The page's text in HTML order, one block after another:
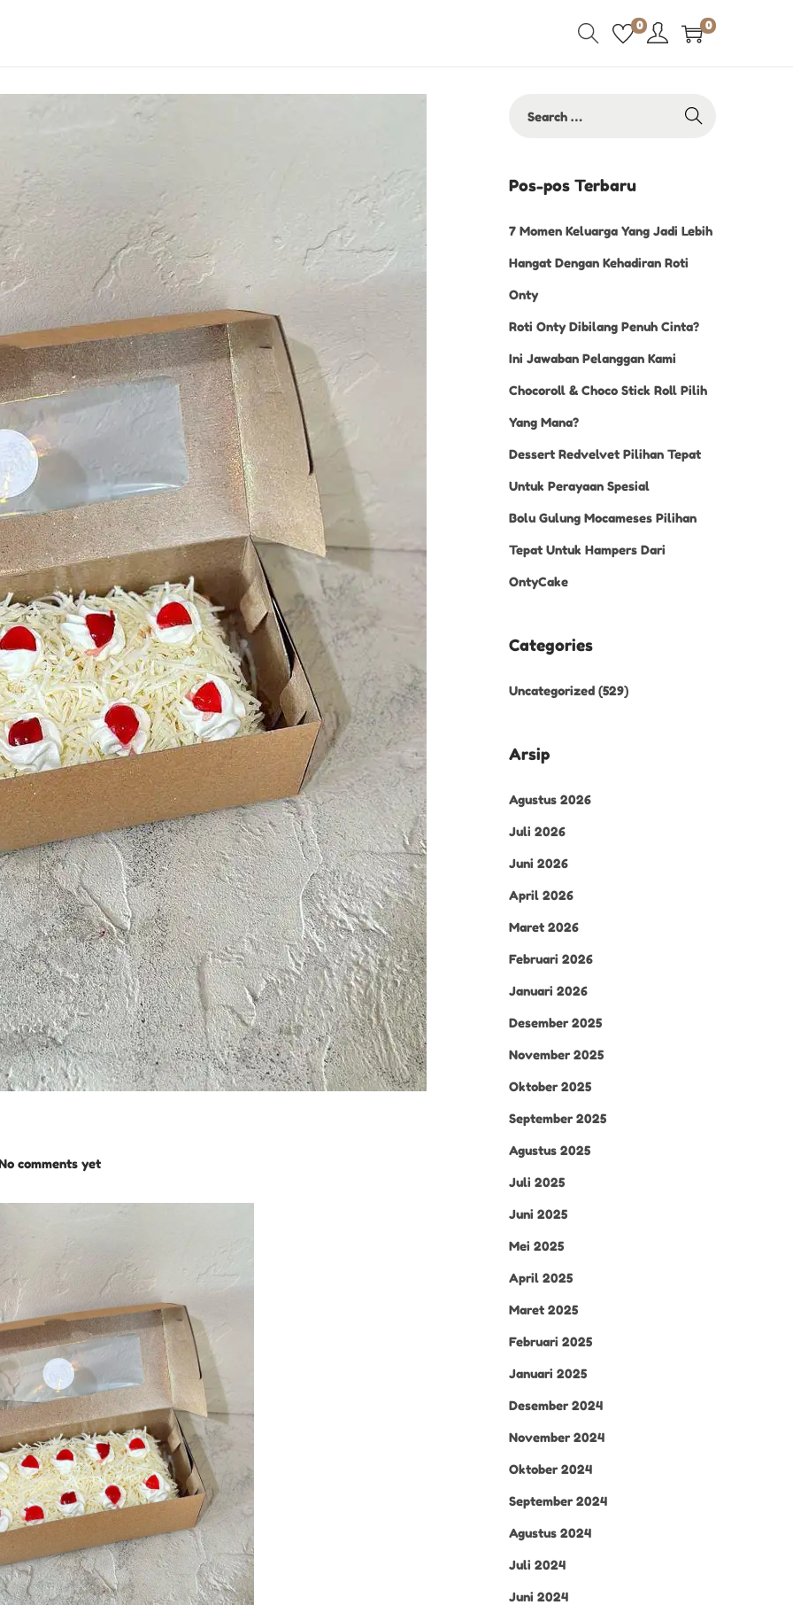
0 0
comments yet
Pos-pos Terbaru
7 Momen Keluarga Yang Jadi Lebih
Hangat Dengan Kehadiran Roti
Onty
Roti Onty Dibilang Penuh Cinta?
Ini Jawaban Pelanggan Kami
Chocoroll & Choco Stick Roll Pilih
Yang Mana?
Dessert Redvelvet Pilihan Tepat
Untuk Perayaan Spesial
Bolu Gulung Mocameses Pilihan
Tepat Untuk Hampers Dari
OntyCake
Categories
Uncategorized (529)
Arsip
Agustus 2026
Juli 2026
Juni 2026
April 2026
Maret 2026
Februari 2026
Januari 2026
Desember 2025
November 2025
Oktober 2025
September 2025
Agustus 2025
Juli 2025
Juni 2025
Mei 2025
April 2025
Maret 2025
Februari 2025
Januari 2025
Desember 2024
November 2024
Oktober 2024
September 2024
Agustus 2024
Juli 2024
Juni 2024